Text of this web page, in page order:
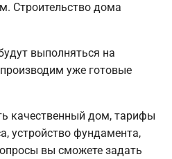
Строительство дома
выполняться на
уже готовые
качественный дом, тарифы
устройство фундамента,
вы сможете задать